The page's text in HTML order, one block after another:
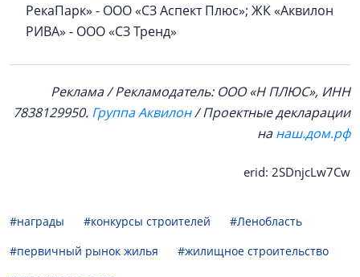
РекаПарк» - ООО «СЗ Аспект Плюс»; ЖК «Аквилон
РИВА» - ООО «СЗ Тренд»
Реклама / Рекламодатель: ООО «Н ПЛЮС», ИНН
7838129950. Группа Аквилон/ Проектные декларации
нанаш.дом.рф
erid: 2SDnjcLw7Cw
#награды #конкурсы строителей
#Ленобласть
#первичный рынок жилья
#жилищное строительство